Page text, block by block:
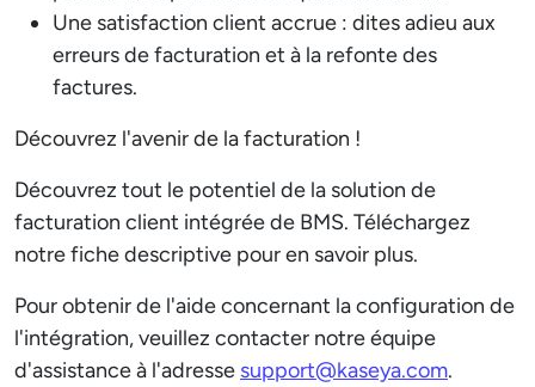
Une satisfaction client accrue : dites adieu aux
erreurs de facturation et à la refonte des
factures.
Découvrez l'avenir de la facturation !
Découvrez tout le potentiel de la solution de
facturation client intégrée de BMS. Téléchargez
notre fiche descriptive pour en savoir plus.
Pour obtenir de l'aide concernant la configuration de
l'intégration, veuillez contacter notre équipe
d'assistance à l'adresse support@kaseya.com.